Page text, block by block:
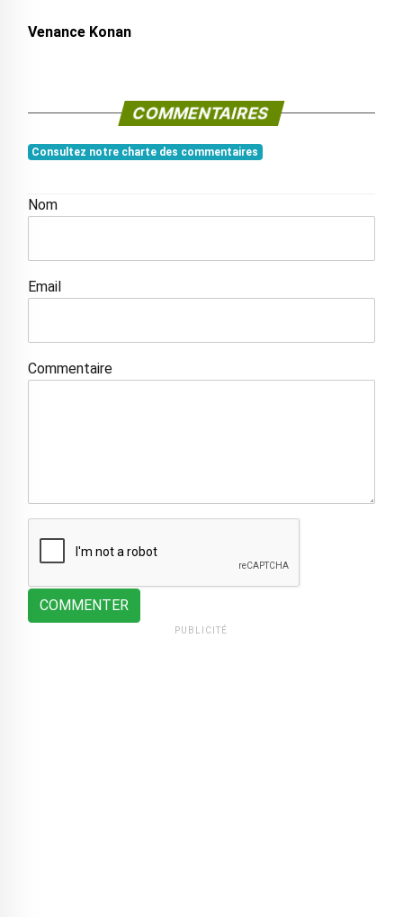
Venance Konan
COMMENTAIRES
Consultez notre charte des commentaires
Nom
Email
Commentaire
COMMENTER
PUBLICITÉ